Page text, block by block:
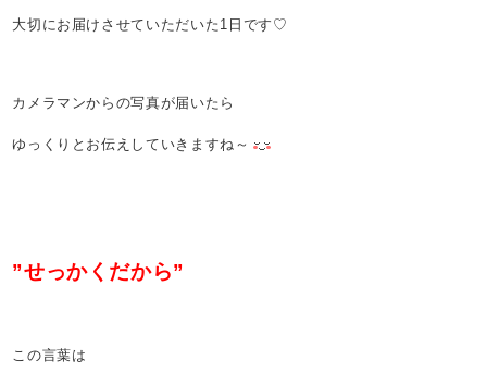
大切にお届けさせていただいた1日です♡
カメラマンからの写真が届いたら
ゆっくりとお伝えしていきますね～
”せっかくだから”
この言葉は